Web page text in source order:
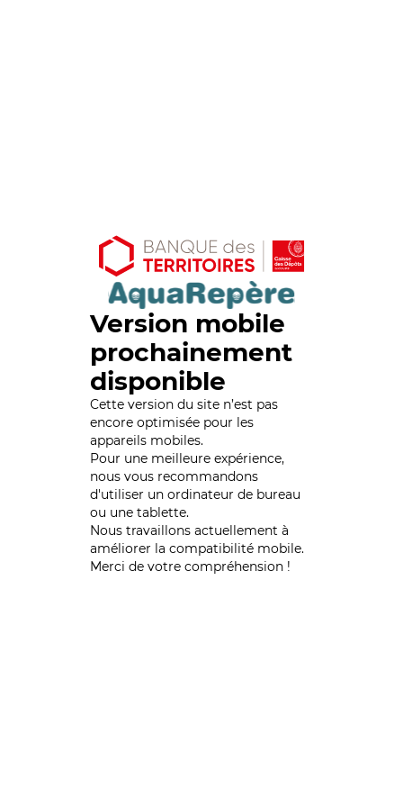
Version mobile
prochainement
disponible
Cette version du site n’est pas
encore optimisée pour les
appareils mobiles.
Pour une meilleure expérience,
nous vous recommandons
d'utiliser un ordinateur de bureau
ou une tablette.
Nous travaillons actuellement à
améliorer la compatibilité mobile.
Merci de votre compréhension !